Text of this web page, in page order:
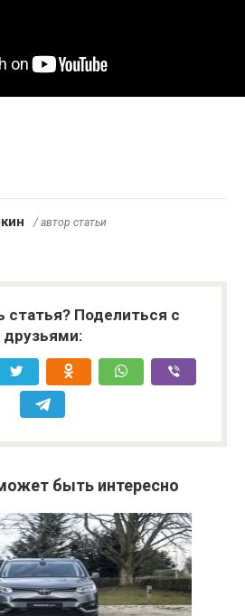
/ автор статьи
статья? Поделиться с
друзьями:
быть интересно